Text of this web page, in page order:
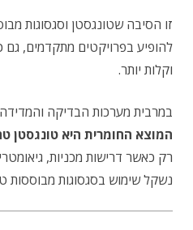
זו הסיבה שטונגסטן וסגסוגות
להופיע בפרויקטים מתקדמים, גם
וקלות יותר.
במרבית מערכות הבדיקה
המוצא החומרית היא טונגסטן
רק כאשר דרישות מכניות,
נשקל שימוש בסגסוגות מבוססות